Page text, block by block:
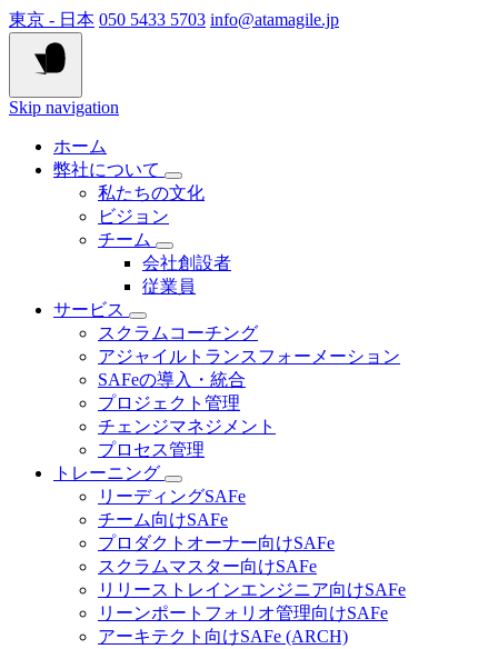
東京 - 日本 050 5433 5703 info@atamagile.jp
Skip navigation
ホーム
弊社について
私たちの文化
ビジョン
チーム
会社創設者
従業員
サービス
スクラムコーチング
アジャイルトランスフォーメーション
SAFeの導入・統合
プロジェクト管理
チェンジマネジメント
プロセス管理
トレーニング
リーディングSAFe
チーム向けSAFe
プロダクトオーナー向けSAFe
スクラムマスター向けSAFe
リリーストレインエンジニア向けSAFe
リーンポートフォリオ管理向けSAFe
アーキテクト向けSAFe (ARCH)